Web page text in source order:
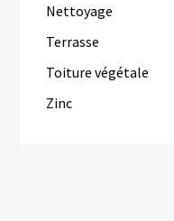
Nettoyage
Terrasse
Toiture végétale
Zinc